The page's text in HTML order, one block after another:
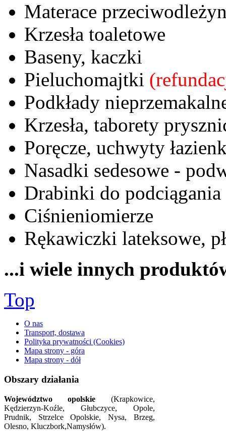
Materace
Krzesła toaletowe
Baseny, kaczki
Pieluchomajtki
Podkłady
Krzesła, taborety
Poręcze, uchwyty
Nasadki sedesowe -
Drabinki do podciągania
Ciśnieniomierze
Rękawiczki lateksowe,
...i wiele innych
Top
O nas
Transport, dostawa
Polityka prywatności (Cookies)
Mapa strony - góra
Mapa strony - dół
Obszary działania
Województwo opolskie (Krapkowice,
Kędzierzyn-Koźle, Głubczyce, Opole,
Prudnik, Strzelce Opolskie, Nysa, Brzeg,
Olesno, Kluczbork,Namysłów).